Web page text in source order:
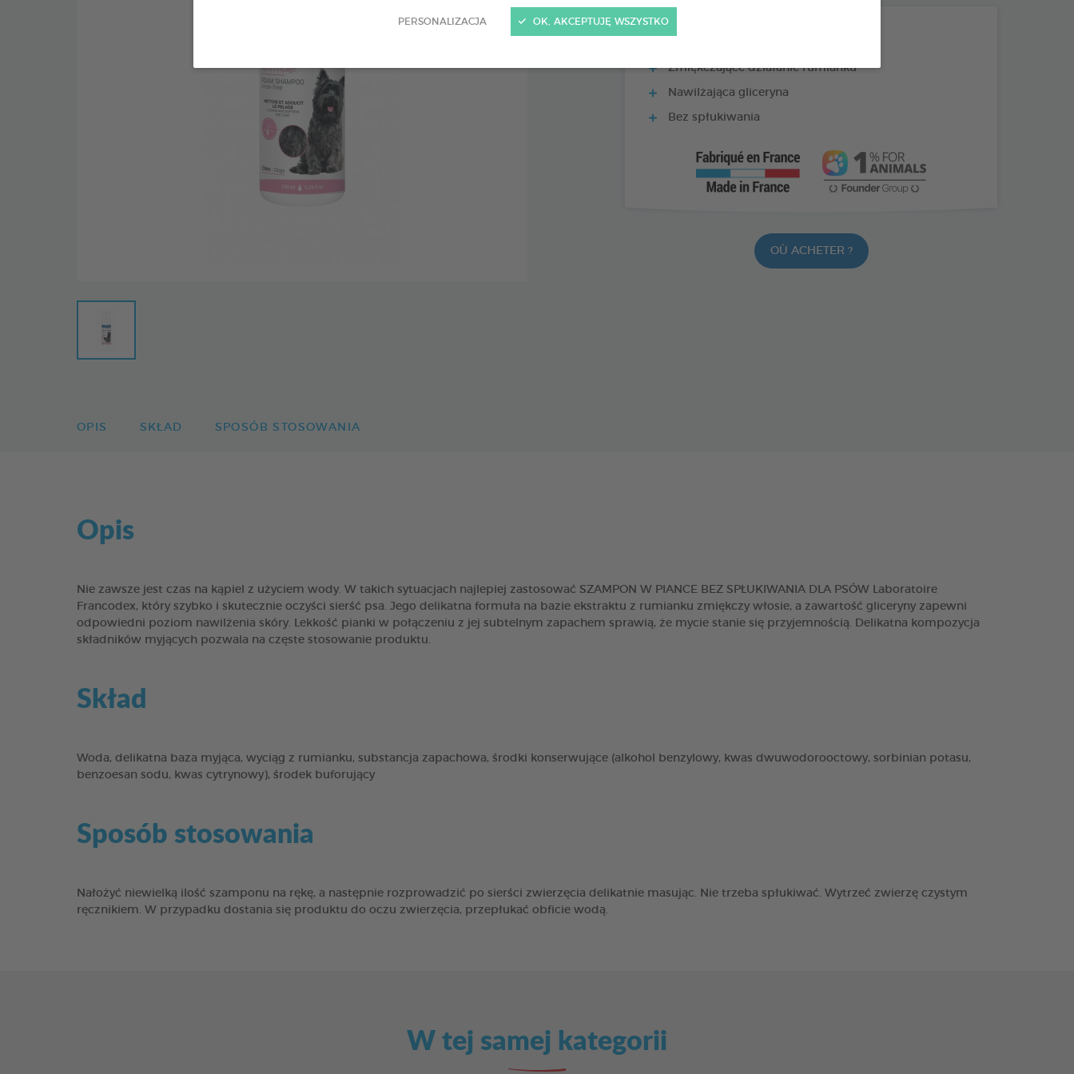
PERSONALIZACJA OK, AKCEPTUJĘ WSZYSTKO
Zmiękczające działanie rumianku
Nawilżająca gliceryna
Bez spłukiwania
OÙ ACHETER ?
OPIS SKŁAD SPOSÓB STOSOWANIA
Opis
Nie zawsze jest czas na kąpiel z użyciem wody. W takich sytuacjach najlepiej zastosować SZAMPON W PIANCE BEZ SPŁUKIWANIA DLA PSÓW Laboratoire
Francodex, który szybko i skutecznie oczyści sierść psa. Jego delikatna formuła na bazie ekstraktu z rumianku zmiękczy włosie, a zawartość gliceryny zapewni
odpowiedni poziom nawilżenia skóry. Lekkość pianki w połączeniu z jej subtelnym zapachem sprawią, że mycie stanie się przyjemnością. Delikatna kompozycja
składników myjących pozwala na częste stosowanie produktu.
Skład
Woda, delikatna baza myjąca, wyciąg z rumianku, substancja zapachowa, środki konserwujące (alkohol benzylowy, kwas dwuwodorooctowy, sorbinian potasu,
benzoesan sodu, kwas cytrynowy), środek buforujący
Sposób stosowania
Nałożyć niewielką ilość szamponu na rękę, a następnie rozprowadzić po sierści zwierzęcia delikatnie masując. Nie trzeba spłukiwać. Wytrzeć zwierzę czystym
ręcznikiem. W przypadku dostania się produktu do oczu zwierzęcia, przepłukać obficie wodą.
W tej samej kategorii